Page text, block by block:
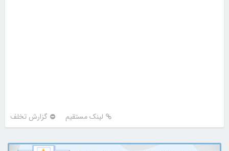
لینک مستقیم گزارش تخلف